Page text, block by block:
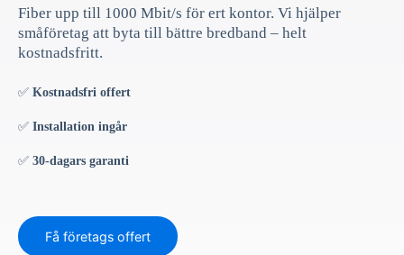
Fiber upp till 1000 Mbit/s för ert kontor. Vi hjälper
småföretag att byta till bättre bredband – helt
kostnadsfritt.
✅ Kostnadsfri offert
✅ Installation ingår
✅ 30-dagars garanti
Få företags offert